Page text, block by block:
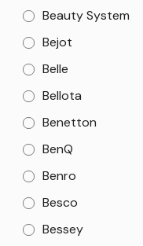
Beauty System
Bejot
Belle
Bellota
Benetton
BenQ
Benro
Besco
Bessey